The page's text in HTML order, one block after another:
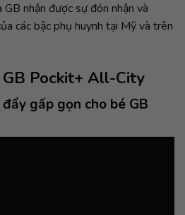
GB nhận được sự đón nhận và
các bậc phụ huynh tại Mỹ và trên
Pockit+ All-City
gấp gọn cho bé GB